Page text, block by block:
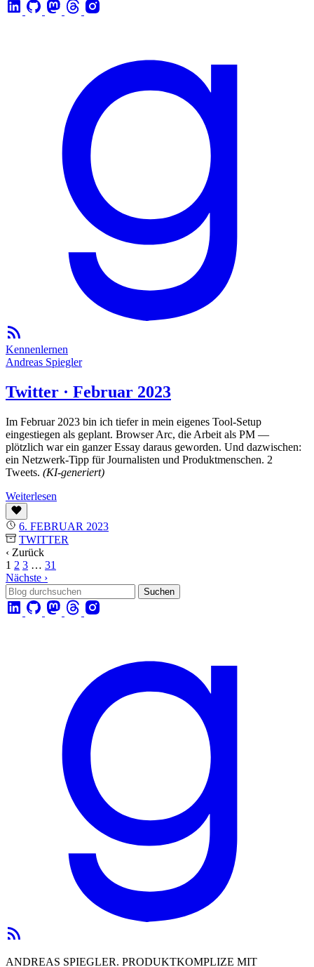
Kennenlernen
Andreas Spiegler
Twitter · Februar 2023
Im Februar 2023 bin ich tiefer in mein eigenes Tool-Setup
eingestiegen als geplant. Browser Arc, die Arbeit als PM —
plötzlich war ein ganzer Essay daraus geworden. Und dazwischen:
ein Netzwerk-Tipp für Journalisten und Produktmenschen. 2
Tweets. (KI-generiert)
Weiterlesen
6. FEBRUAR 2023
TWITTER
‹ Zurück
1 2 3 … 31
Nächste ›
Suchen
ANDREAS SPIEGLER. PRODUKTKOMPLIZE MIT